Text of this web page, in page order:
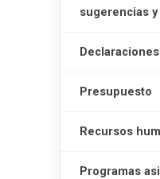
sugerencias
Presupuesto
Recursos
Programas